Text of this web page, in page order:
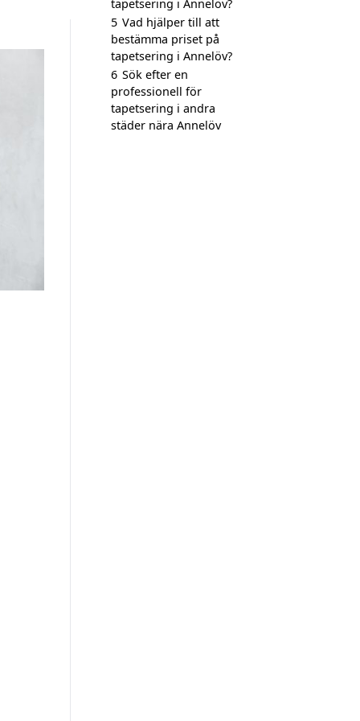
tapetsering i Annelöv?
5 Vad hjälper till att
bestämma priset på
tapetsering i Annelöv?
6 Sök efter en
professionell för
tapetsering i andra
städer nära Annelöv